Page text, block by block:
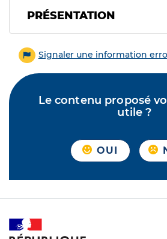
PRÉSENTATION
Signaler une information
Le contenu proposé
utile ?
OUI